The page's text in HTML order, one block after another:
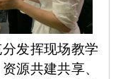
发挥现场教学
源共建共享、